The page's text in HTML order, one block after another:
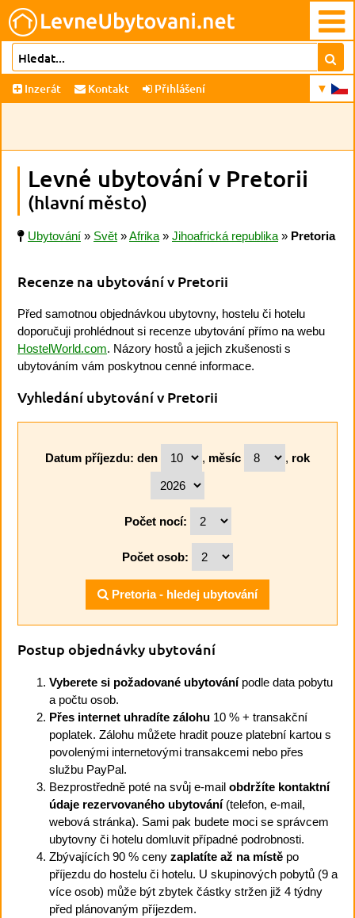
Inzerát Kontakt Přihlášení
Levné ubytování v Pretorii
(hlavní město)
Ubytování » Svět »Afrika » Jihoafrická republika » Pretoria
Recenze na ubytování v Pretorii
Před samotnou objednávkou ubytovny, hostelu či hotelu
doporučuji prohlédnout si recenze ubytování přímo na webu
HostelWorld.com. Názory hostů a jejich zkušenosti s
ubytováním vám poskytnou cenné informace.
Vyhledání ubytování v Pretorii
Datum příjezdu: den , měsíc , rok
Počet nocí:
Počet osob:
Pretoria - hledej ubytování
Postup objednávky ubytování
Vyberete si požadované ubytovánípodle data pobytu
a počtu osob.
Přes internet uhradíte zálohu 10 % + transakční
poplatek. Zálohu můžete hradit pouze platební kartou s
povolenými internetovými transakcemi nebo přes
službu PayPal.
Bezprostředně poté na svůj e-mail obdržíte kontaktní
údaje rezervovaného ubytování(telefon, e-mail,
webová stránka). Sami pak budete moci se správcem
ubytovny či hotelu domluvit případné podrobnosti.
Zbývajících 90 % ceny zaplatíte až na místě po
příjezdu do hostelu či hotelu. U skupinových pobytů (9 a
více osob) může být zbytek částky stržen již 4 týdny
před plánovaným příjezdem.